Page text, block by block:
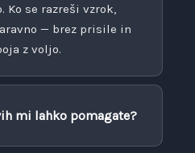
Ko se razreši vzrok,
— brez prisile in
z voljo.
mi lahko pomagate?